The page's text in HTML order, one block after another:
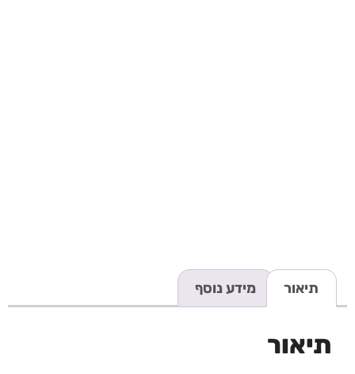
תיאור מידע נוסף
תיאור